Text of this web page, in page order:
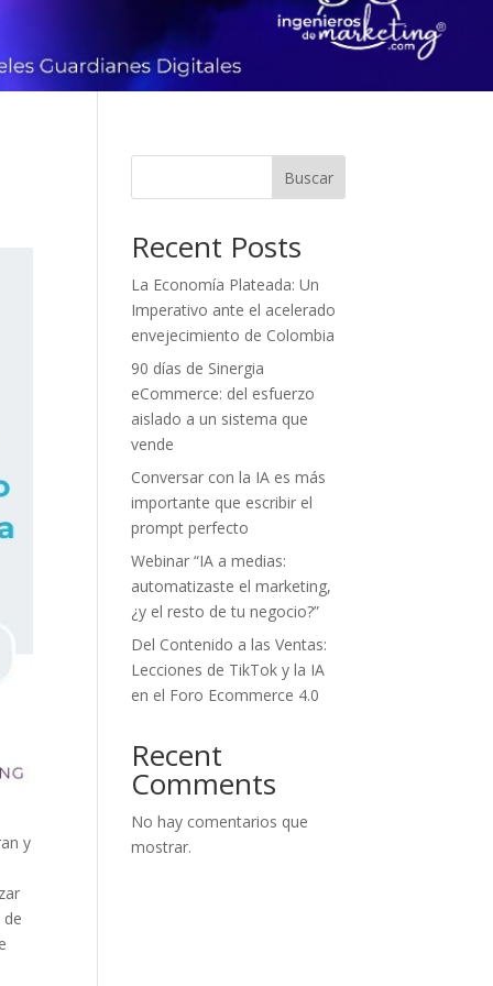
y
Buscar
Recent Posts
La Economía Plateada: Un
Imperativo ante el acelerado
envejecimiento de Colombia
90 días de Sinergia
eCommerce: del esfuerzo
aislado a un sistema que
vende
Conversar con la IA es más
importante que escribir el
prompt perfecto
Webinar “IA a medias:
automatizaste el marketing,
¿y el resto de tu negocio?”
Del Contenido a las Ventas:
Lecciones de TikTok y la IA
en el Foro Ecommerce 4.0
Recent
Comments
No hay comentarios que
mostrar.